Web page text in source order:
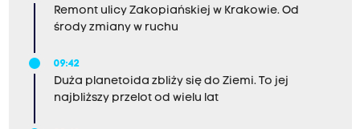
Remont ulicy Zakopiańskiej w Krakowie. Od
środy zmiany w ruchu
09:42
Duża planetoida zbliży się do Ziemi. To jej
najbliższy przelot od wielu lat